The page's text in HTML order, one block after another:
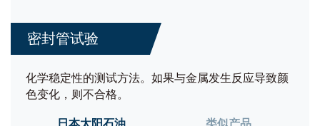
密封管试验
化学稳定性的测试方法。如果与金属发生反应导致颜
色变化，则不合格。